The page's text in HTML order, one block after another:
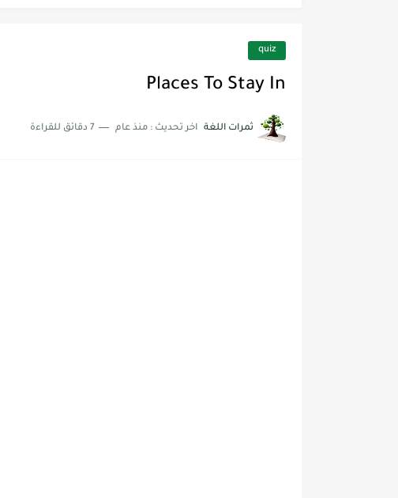
quiz
Places To Stay In
ثمرات اللغة اخر تحديث : منذ عام 7 دقائق للقراءة